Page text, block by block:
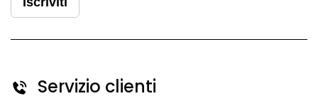
Servizio clienti